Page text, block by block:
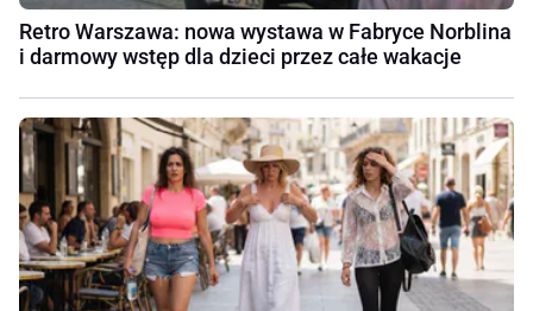
Retro Warszawa: nowa wystawa w Fabryce Norblina
i darmowy wstęp dla dzieci przez całe wakacje